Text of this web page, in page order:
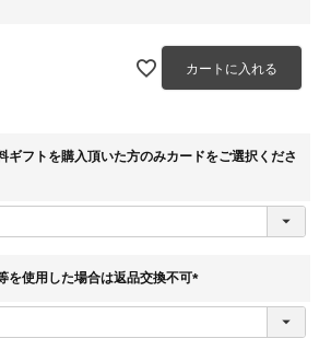
カートに入れる
ギフトを購入頂いた方のみカードをご選択くださ
を使用した場合は返品交換不可
須